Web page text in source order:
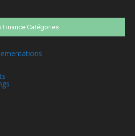
Finance Catégories